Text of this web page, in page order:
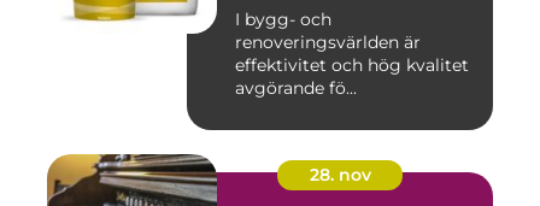
I bygg- och
renoveringsvärlden är
effektivitet och hög kvalitet
avgörande fö...
28. nov